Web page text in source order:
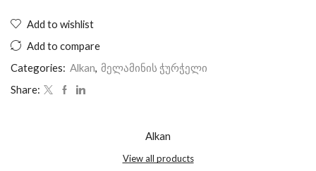
Add to wishlist
Add to compare
Categories: Alkan, მელამინის ჭურჭელი
Share:
Alkan
View all products